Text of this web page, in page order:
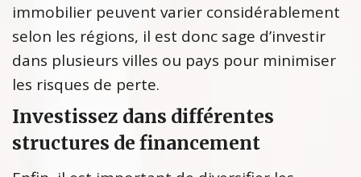
immobilier peuvent varier considérablement
selon les régions, il est donc sage d’investir
dans plusieurs villes ou pays pour minimiser
les risques de perte.
Investissez dans différentes
structures de financement